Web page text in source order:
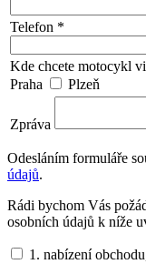
Telefon *
Kde chcete motocykl
Praha
Plzeň
Zpráva
Odesláním formuláře
údajů.
Rádi bychom Vás
osobních údajů k níže
1. nabízení